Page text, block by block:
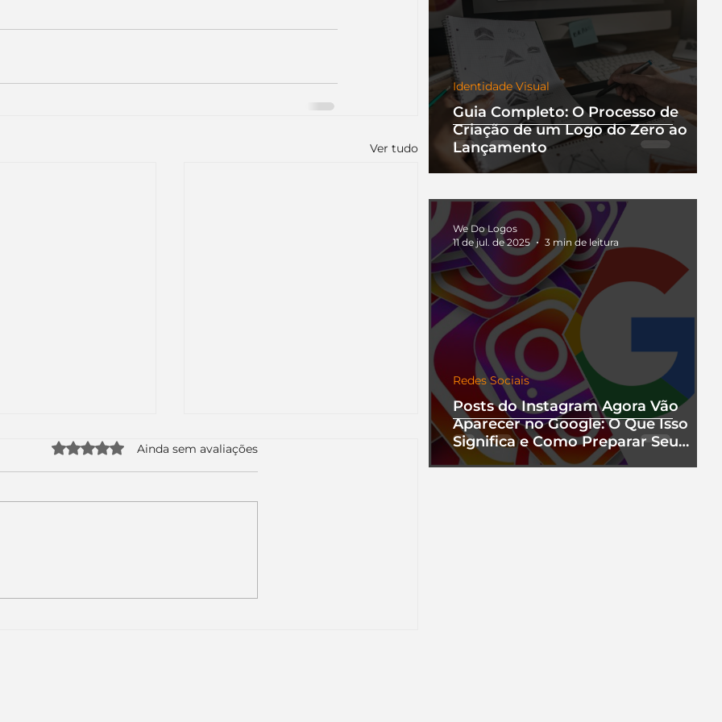
Guia Completo: O Processo de
Criação de um Logo do Zero ao
Lançamento
Identidade Visual
Posts do Instagram Agora Vão
Aparecer no Google: O Que Isso
Significa e Como Preparar Seu
Perfil
Redes Sociais
We Do Logos
11 de jul. de 2025
3 min de leitura
Ver tudo
Avaliado com 0 de 5 estrelas.
Ainda sem avaliações